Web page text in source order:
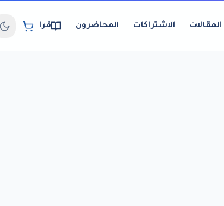
المقالات الاشتراكات المحاضرون قراءة الكتب